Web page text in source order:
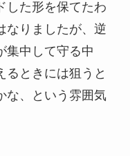
した形を保てたわ
なりましたが、逆
集中して守る中
るときには狙うと
な、という雰囲気